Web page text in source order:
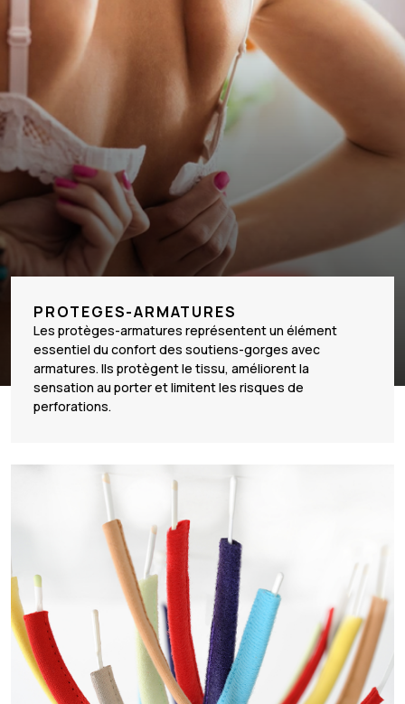
PROTEGES-ARMATURES
Les protèges-armatures représentent un élément
essentiel du confort des soutiens-gorges avec
armatures. Ils protègent le tissu, améliorent la
sensation au porter et limitent les risques de
perforations.